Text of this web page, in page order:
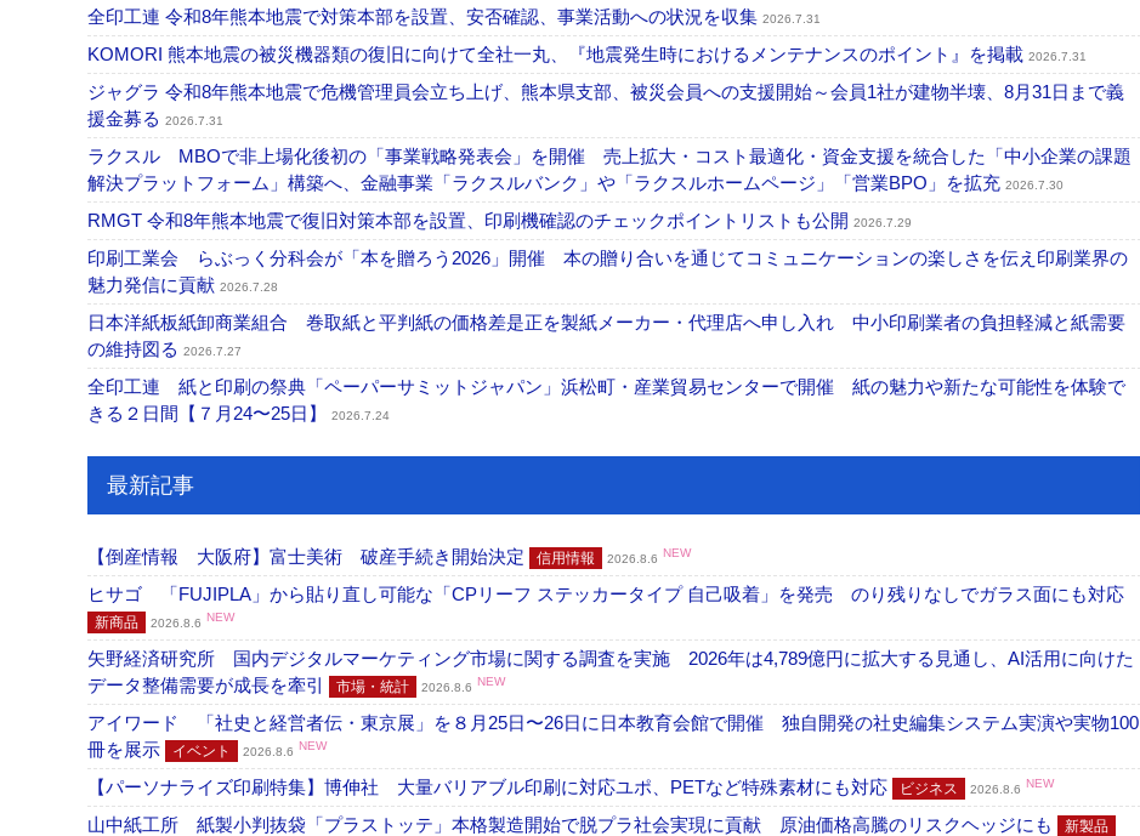
全印工連 令和8年熊本地震で対策本部を設置、安否確認、事業活動への状況を収集 2026.7.31
KOMORI 熊本地震の被災機器類の復旧に向けて全社一丸、『地震発生時におけるメンテナンスのポイント』を掲載 2026.7.31
ジャグラ 令和8年熊本地震で危機管理員会立ち上げ、熊本県支部、被災会員への支援開始～会員1社が建物半壊、8月31日まで義
援金募る 2026.7.31
ラクスル MBOで非上場化後初の「事業戦略発表会」を開催 売上拡大・コスト最適化・資金支援を統合した「中小企業の課題
解決プラットフォーム」構築へ、金融事業「ラクスルバンク」や「ラクスルホームページ」「営業BPO」を拡充 2026.7.30
RMGT 令和8年熊本地震で復旧対策本部を設置、印刷機確認のチェックポイントリストも公開 2026.7.29
印刷工業会 らぶっく分科会が「本を贈ろう2026」開催 本の贈り合いを通じてコミュニケーションの楽しさを伝え印刷業界の
魅力発信に貢献 2026.7.28
日本洋紙板紙卸商業組合 巻取紙と平判紙の価格差是正を製紙メーカー・代理店へ申し入れ 中小印刷業者の負担軽減と紙需要
の維持図る 2026.7.27
全印工連 紙と印刷の祭典「ペーパーサミットジャパン」浜松町・産業貿易センターで開催 紙の魅力や新たな可能性を体験で
きる２日間【７月24〜25日】
2026.7.24
最新記事
【倒産情報 大阪府】富士美術 破産手続き開始決定 信用情報 2026.8.6 NEW
ヒサゴ 「FUJIPLA」から貼り直し可能な「CPリーフ ステッカータイプ 自己吸着」を発売 のり残りなしでガラス面にも対応
新商品 2026.8.6 NEW
矢野経済研究所 国内デジタルマーケティング市場に関する調査を実施 2026年は4,789億円に拡大する見通し、AI活用に向けた
データ整備需要が成長を牽引
市場・統計 2026.8.6 NEW
アイワード 「社史と経営者伝・東京展」を８月25日〜26日に日本教育会館で開催 独自開発の社史編集システム実演や実物100
冊を展示
イベント 2026.8.6 NEW
【パーソナライズ印刷特集】博伸社 大量バリアブル印刷に対応ユポ、PETなど特殊素材にも対応 ビジネス 2026.8.6 NEW
山中紙工所 紙製小判抜袋「プラストッテ」本格製造開始で脱プラ社会実現に貢献 原油価格高騰のリスクヘッジにも 新製品